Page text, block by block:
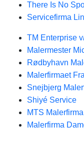
There Is No
Servicefirma
TM Enterprise
Malermester
Rødbyhavn
Malerfirmaet
Snejbjerg
Shiyé Service
MTS
Malerfirma